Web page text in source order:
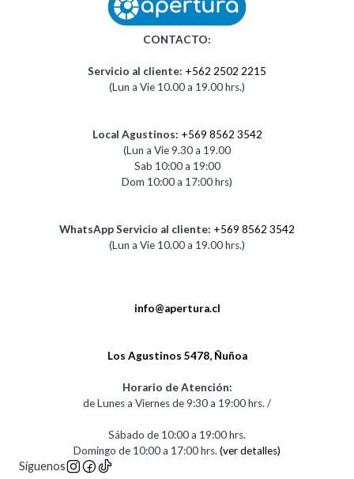
CONTACTO:
Servicio al cliente: +562 2502 2215
(Lun a Vie 10.00 a 19.00 hrs.)
Local Agustinos: +569 8562 3542
(Lun a Vie 9.30 a 19.00
Sab 10:00 a 19:00
Dom 10:00 a 17:00 hrs)
WhatsApp Servicio al cliente: +569 8562 3542
(Lun a Vie 10.00 a 19.00 hrs.)
info@apertura.cl
Los Agustinos 5478, Ñuñoa
Horario de Atención:
de Lunes a Viernes de 9:30 a 19:00 hrs. /
Sábado de 10:00 a 19:00 hrs.
Domingo de 10:00 a 17:00 hrs.(ver detalles)
Síguenos